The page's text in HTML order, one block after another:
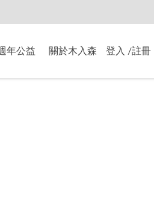
年公益 關於木入森 登入 /註冊